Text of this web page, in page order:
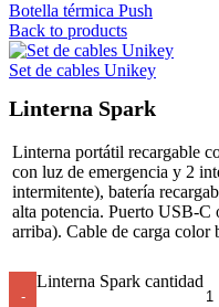
Botella térmica Push
Back to products
Set de cables Unikey
Linterna Spark
Linterna portátil recargable
con luz de emergencia y 2
intermitente), batería
alta potencia. Puerto USB-C
arriba). Cable de carga
-
Linterna Spark cantidad